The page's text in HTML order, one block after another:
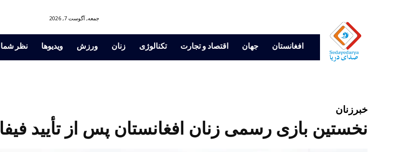
جمعه, آگوست 7, 2026
افغانستان جهان اقتصاد و تجارت تکنالوژی زنان ورزش ویدیوها نظر شما
خبرزنان
نخستین بازی رسمی زنان افغانستان پس از تأیید فیفا